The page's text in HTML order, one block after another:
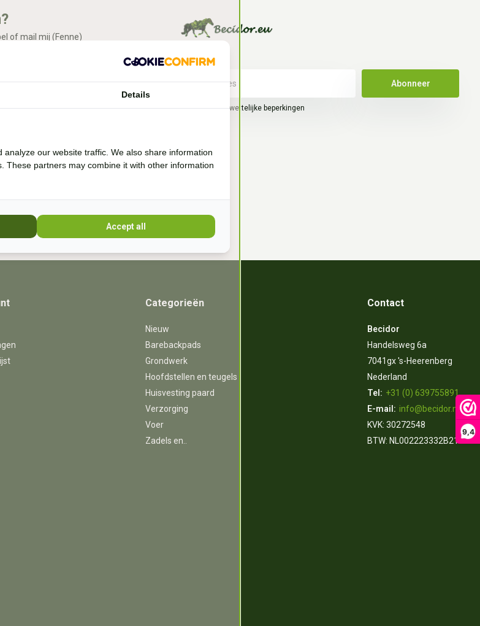
9,4
of mail mij (Fenne)
en wonen in een paddock
20
Abonneer
* Lees hier de wettelijke beperkingen
Categorieën
Nieuw
Barebackpads
Grondwerk
Hoofdstellen en teugels
Huisvesting paard
Verzorging
Voer
Zadels en..
Contact
Becidor
Handelsweg 6a
7041gx 's-Heerenberg
Nederland
Tel: +31 (0) 639755891
E-mail: info@becidor.nl
KVK: 30272548
BTW: NL002223332B21
Details
our website traffic. We also share information
These partners may combine it with other information
Accept all